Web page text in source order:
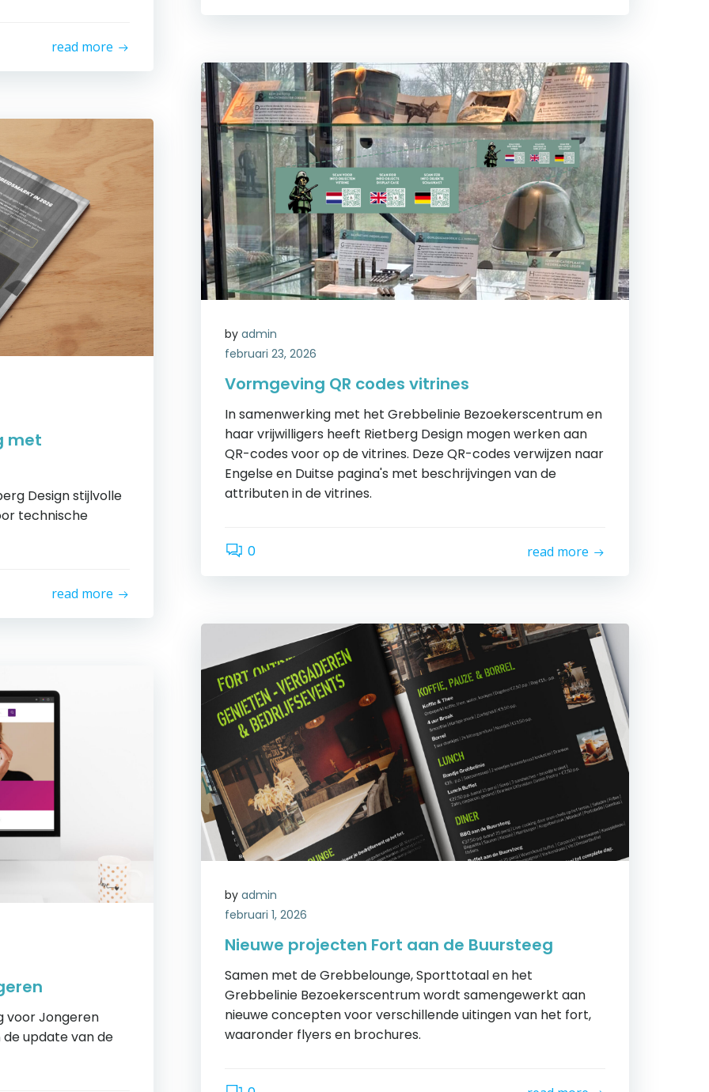
read more
by admin
februari 23, 2026
Vormgeving QR codes vitrines
In samenwerking met het Grebbelinie Bezoekerscentrum en
haar vrijwilligers heeft Rietberg Design mogen werken aan
QR-codes voor op de vitrines. Deze QR-codes verwijzen naar
Engelse en Duitse pagina's met beschrijvingen van de
attributen in de vitrines.
0 read more
met
Design stijlvolle
technische
read more
by admin
februari 1, 2026
Nieuwe projecten Fort aan de Buursteeg
Samen met de Grebbelounge, Sporttotaal en het
Grebbelinie Bezoekerscentrum wordt samengewerkt aan
nieuwe concepten voor verschillende uitingen van het fort,
waaronder flyers en brochures.
voor Jongeren
update van de